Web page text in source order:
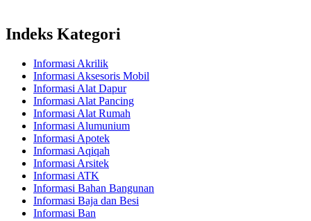
Indeks Kategori
Informasi Akrilik
Informasi Aksesoris Mobil
Informasi Alat Dapur
Informasi Alat Pancing
Informasi Alat Rumah
Informasi Alumunium
Informasi Apotek
Informasi Aqiqah
Informasi Arsitek
Informasi ATK
Informasi Bahan Bangunan
Informasi Baja dan Besi
Informasi Ban